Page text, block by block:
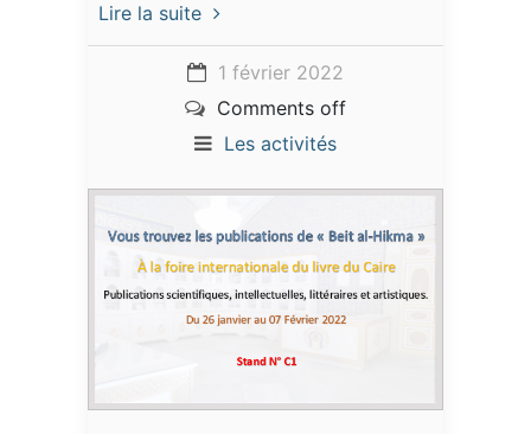
Lire la suite
1 février 2022
Comments off
Les activités